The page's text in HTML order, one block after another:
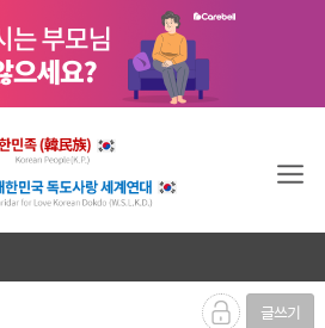
글쓰기